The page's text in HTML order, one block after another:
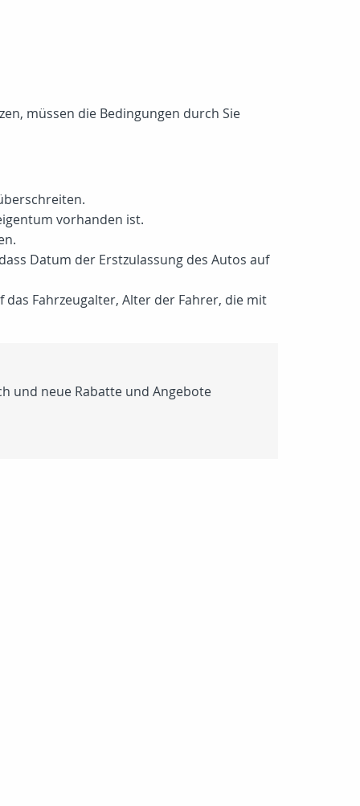
müssen die Bedingungen durch Sie
vorhanden ist.
Datum der Erstzulassung des Autos auf
Fahrzeugalter, Alter der Fahrer, die mit
und neue Rabatte und Angebote